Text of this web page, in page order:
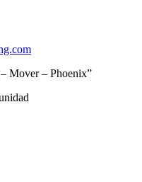
– Mover – Phoenix”